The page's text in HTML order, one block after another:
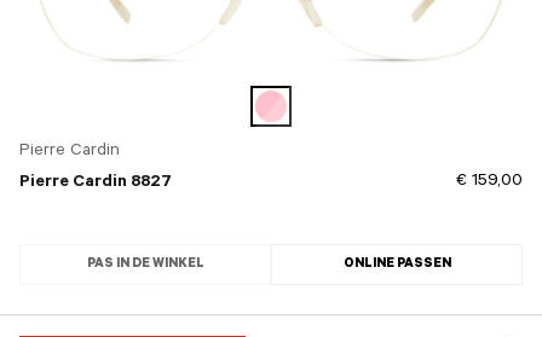
Pierre Cardin
Pierre Cardin 8827
€ 159,00
PAS IN DE WINKEL ONLINE PASSEN